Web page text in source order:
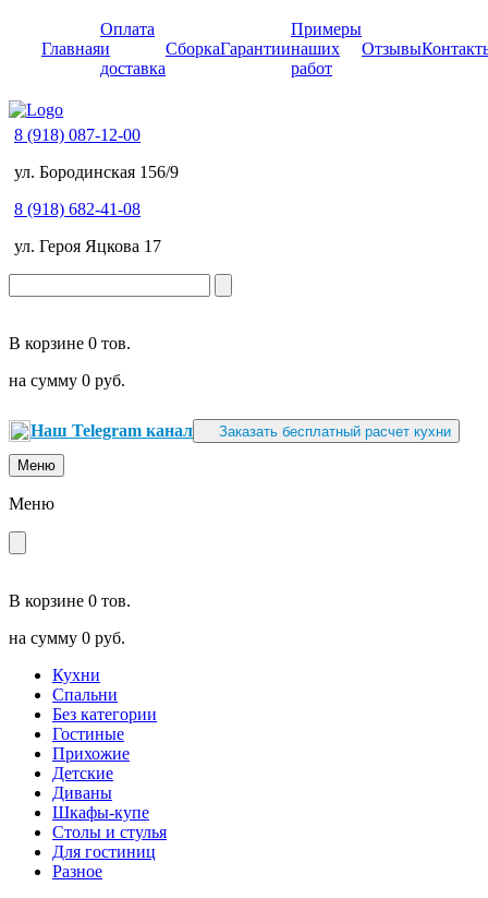
Главная
Оплата
и
доставка
СборкаГарантии
Примеры
наших
работ
Отзывы
8 (918) 087-12-00
ул. Бородинская 156/9
8 (918) 682-41-08
ул. Героя Яцкова 17
В корзине 0 тов.
на сумму 0 руб.
Наш Telegram канал Заказать бесплатный расчет кухни
Меню
Меню
В корзине 0 тов.
на сумму 0 руб.
Кухни
Спальни
Без категории
Гостиные
Прихожие
Детские
Диваны
Шкафы-купе
Столы и стулья
Для гостиниц
Разное